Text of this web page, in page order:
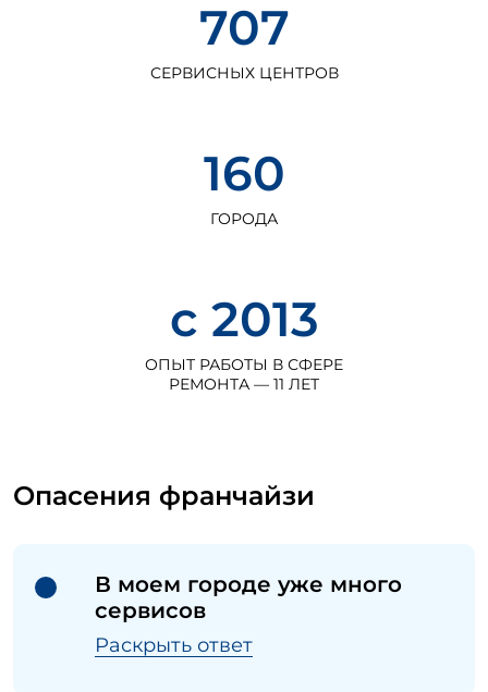
707
СЕРВИСНЫХ ЦЕНТРОВ
160
ГОРОДА
с 2013
ОПЫТ РАБОТЫ В СФЕРЕ
РЕМОНТА — 11 ЛЕТ
Опасения франчайзи
В моем городе уже много
сервисов
Раскрыть ответ